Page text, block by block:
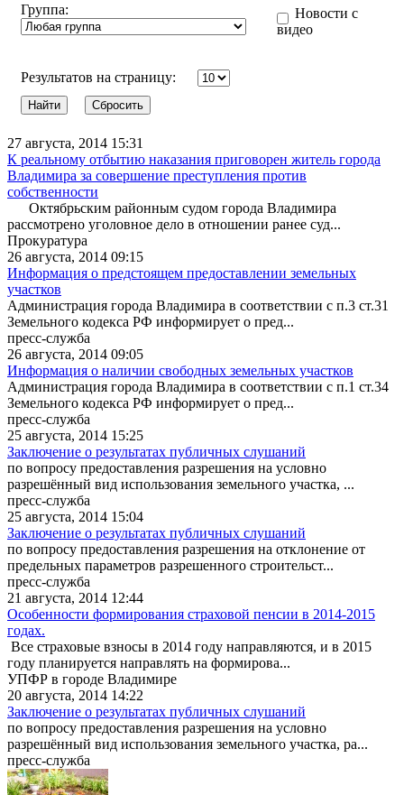
Группа:
Новости с
видео
Результатов на страницу:
27 августа, 2014 15:31
К реальному отбытию наказания приговорен житель города
Владимира за совершение преступления против
собственности
Октябрьским районным судом города Владимира
рассмотрено уголовное дело в отношении ранее суд...
Прокуратура
26 августа, 2014 09:15
Информация о предстоящем предоставлении земельных
участков
Администрация города Владимира в соответствии с п.3 ст.31
Земельного кодекса РФ информирует о пред...
пресс-служба
26 августа, 2014 09:05
Информация о наличии свободных земельных участков
Администрация города Владимира в соответствии с п.1 ст.34
Земельного кодекса РФ информирует о пред...
пресс-служба
25 августа, 2014 15:25
Заключение о результатах публичных слушаний
по вопросу предоставления разрешения на условно
разрешённый вид использования земельного участка, ...
пресс-служба
25 августа, 2014 15:04
Заключение о результатах публичных слушаний
по вопросу предоставления разрешения на отклонение от
предельных параметров разрешенного строительст...
пресс-служба
21 августа, 2014 12:44
Особенности формирования страховой пенсии в 2014-2015
годах.
Все страховые взносы в 2014 году направляются, и в 2015
году планируется направлять на формирова...
УПФР в городе Владимире
20 августа, 2014 14:22
Заключение о результатах публичных слушаний
по вопросу предоставления разрешения на условно
разрешённый вид использования земельного участка, ра...
пресс-служба